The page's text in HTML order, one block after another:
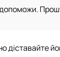
допоможи.
діставайте